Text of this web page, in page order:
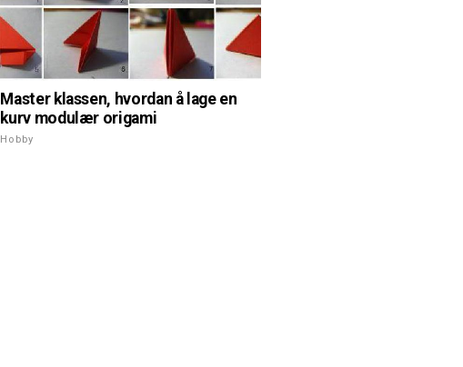
Master klassen, hvordan å lage en
kurv modulær origami
Hobby